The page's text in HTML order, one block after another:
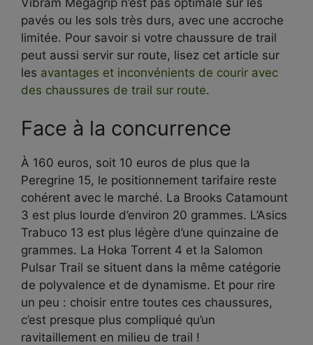
pavés ou les sols très durs, avec une accroche
limitée. Pour savoir si votre chaussure de trail
peut aussi servir sur route, lisez cet article sur
les avantages et inconvénients de courir avec
des chaussures de trail sur route.
Face à la concurrence
À 160 euros, soit 10 euros de plus que la
Peregrine 15, le positionnement tarifaire reste
cohérent avec le marché. La Brooks Catamount
3 est plus lourde d’environ 20 grammes. L’Asics
Trabuco 13 est plus légère d’une quinzaine de
grammes. La Hoka Torrent 4 et la Salomon
Pulsar Trail se situent dans la même catégorie
de polyvalence et de dynamisme. Et pour rire
un peu : choisir entre toutes ces chaussures,
c’est presque plus compliqué qu’un
ravitaillement en milieu de trail !